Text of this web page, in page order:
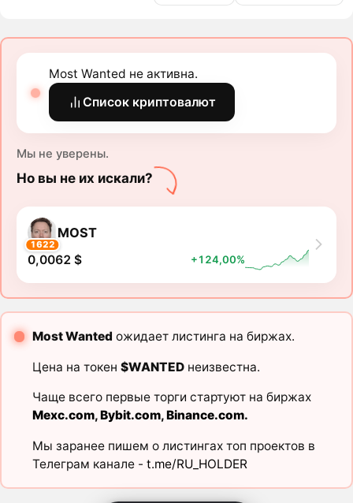
Most Wanted не активна.
Список криптовалют
Мы не уверены.
Но вы не их искали?
1622
MOST
0,0062 $ +124,00%
Most Wanted ожидает листинга на биржах.
Цена на токен $WANTEDнеизвестна.
Чаще всего первые торги стартуют на биржах
Mexc.com,Bybit.com,Binance.com.
Мы заранее пишем о листингах топ проектов в
Телеграм канале - t.me/RU_HOLDER